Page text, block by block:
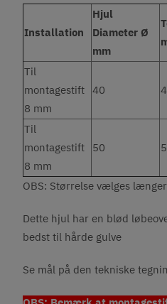
Installation
Hjul
Diameter Ø
mm
Til
montagestift
8 mm
40
Til
montagestift
8 mm
50
OBS: Størrelse vælges
Dette hjul har en blød
bedst til hårde gulve
Se mål på den tekniske